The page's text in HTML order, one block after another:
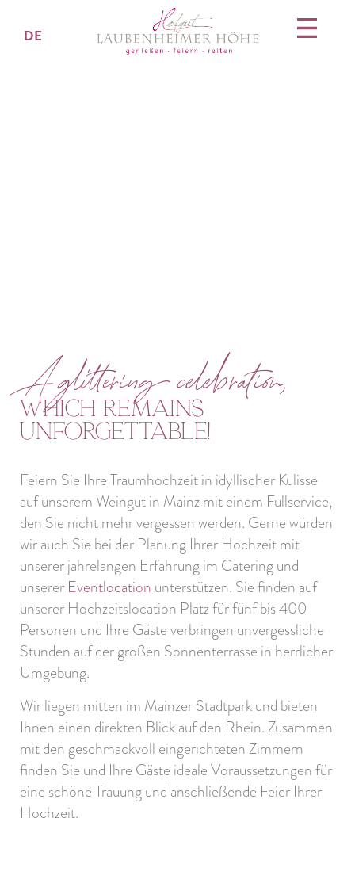
DE
A glittering celebration,
which remains
unforgettable!
Feiern Sie Ihre Traumhochzeit in idyllischer Kulisse
auf unserem Weingut in Mainz mit einem Fullservice,
den Sie nicht mehr vergessen werden. Gerne würden
wir auch Sie bei der Planung Ihrer Hochzeit mit
unserer jahrelangen Erfahrung im Catering und
unserer Eventlocation unterstützen. Sie finden auf
unserer Hochzeitslocation Platz für fünf bis 400
Personen und Ihre Gäste verbringen unvergessliche
Stunden auf der großen Sonnenterrasse in herrlicher
Umgebung.
Wir liegen mitten im Mainzer Stadtpark und bieten
Ihnen einen direkten Blick auf den Rhein. Zusammen
mit dengeschmackvoll eingerichteten Zimmern
finden Sie und Ihre Gäste ideale Voraussetzungen für
eine schöne Trauung und anschließende Feier Ihrer
Hochzeit.